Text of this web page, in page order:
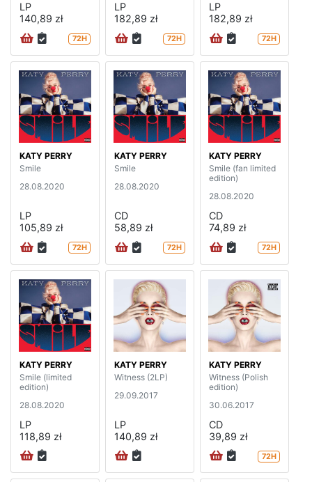
LP
140,89 zł
72H
LP
182,89 zł
72H
LP
182,89 zł
72H
KATY PERRY
Smile
28.08.2020
LP
105,89 zł
72H
KATY PERRY
Smile
28.08.2020
CD
58,89 zł
72H
KATY PERRY
Smile (fan limited
edition)
28.08.2020
CD
74,89 zł
72H
KATY PERRY
Smile (limited
edition)
28.08.2020
LP
118,89 zł
KATY PERRY
Witness (2LP)
29.09.2017
LP
140,89 zł
KATY PERRY
Witness (Polish
edition)
30.06.2017
CD
39,89 zł
72H